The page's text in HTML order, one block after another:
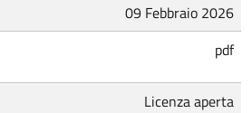
09 Febbraio 2026
pdf
Licenza aperta